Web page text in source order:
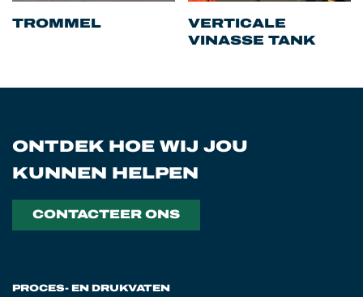
TROMMEL
VERTICALE
VINASSE TANK
PROCES- EN DRUKVATEN
ONTDEK HOE WIJ JOU
KUNNEN HELPEN
CONTACTEER ONS